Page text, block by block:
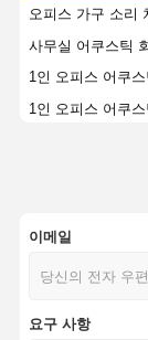
얼음 목욕 기
휴대용 공기
AC 창문 환
홈 데코 제품
오피스 가구 소리
사무실 어쿠스틱
1인 오피스 어쿠
1인 오피스 어쿠
2인용 사무실 박
Ew 소음 격리 실
2인 핫 세일 방
뜨거운 판매 작업
이메일
요구 사항